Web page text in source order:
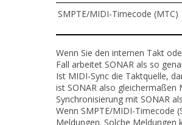
SMPTE/MIDI-Timecode (MTC)
Wenn Sie den internen Takt
Fall arbeitet SONAR als so
Ist MIDI-Sync die Taktquelle,
ist SONAR also
Synchronisierung mit SONAR
Wenn SMPTE/MIDI-Timecode
Meldungen. Solche